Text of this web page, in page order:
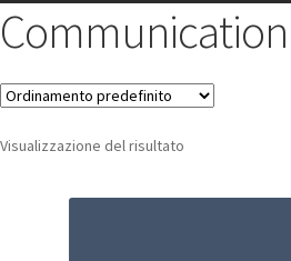
Visualizzazione del risultato